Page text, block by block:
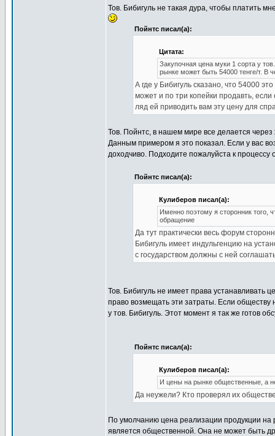
Тов. Бибигуль не такая дура, чтобы платить
Пойнтс писал(а):
Цитата:
Закупочная цена муки 1 сорта у
рынке может быть 54000 тенге/т. В
А где у Бибигуль сказано, что 54000
может и по три копейки продавть,
ляд ей приводить вам эту цену для
Тов. Пойнтс, в нашем мире все делается
Данным примером я это показал. Если у вас
доходчиво. Подходите пожалуйста к
Пойнтс писал(а):
Кулиберов писал(а):
Именно поэтому я сторонник того,
обращение
Да тут практически весь форум
Бибигуль имеет индульгенцию на
с государством должны с ней
Тов. Бибигуль не имеет права устанавливать
право возмещать эти затраты. Если обществу
у тов. Бибигуль. Этот момент я так же готов
Пойнтс писал(а):
Кулиберов писал(а):
И цены на рынке общественные, а
Да неужели? Кто проверял их
По умолчанию цена реализации продукции
является общественной. Она не может быть